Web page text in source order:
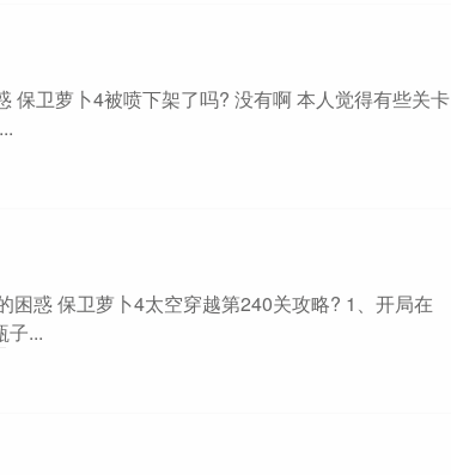
保卫萝卜4被喷下架了吗? 没有啊 本人觉得有些关卡
困惑 保卫萝卜4太空穿越第240关攻略? 1、开局在
子...